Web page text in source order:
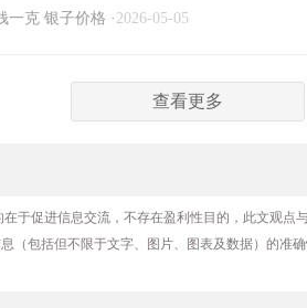
一克 银子价格 · 2026-05-05
查看更多
于促进信息交流，不存在盈利性目的，此文观
（包括但不限于文字、图片、图表及数据）的准